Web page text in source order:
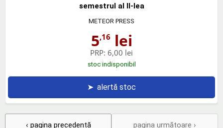
semestrul al II-lea
METEOR PRESS
5,16 lei
PRP: 6,00 lei
stoc indisponibil
➤ alertă stoc
‹ pagina precedentă pagina următoare ›